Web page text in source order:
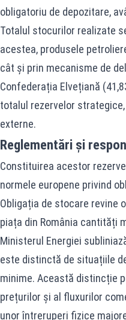
obligatoriu de depozitare,
Totalul stocurilor realizate
acestea, produsele
cât și prin mecanisme de
Confederația Elvețiană
totalul rezervelor
externe.
Reglementări și
Constituirea acestor
normele europene privind
Obligația de stocare revine
piața din România cantități
Ministerul Energiei
este distinctă de situațiile
minime. Această distincție
prețurilor și al fluxurilor
unor întreruperi fizice